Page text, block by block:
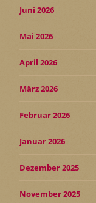
Juni 2026
Mai 2026
April 2026
März 2026
Februar 2026
Januar 2026
Dezember 2025
November 2025